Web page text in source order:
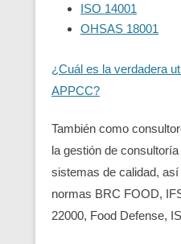
ISO 14001
OHSAS 18001
¿Cuál es la verdadera
APPCC?
También como
la gestión de
sistemas de calidad,
normas BRC FOOD,
22000, Food Defense,